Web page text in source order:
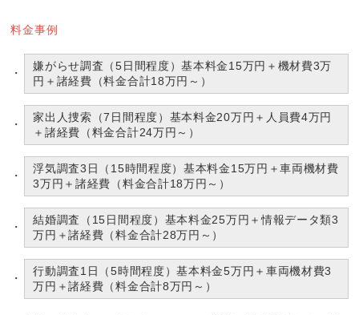
料金事例
嫌がらせ調査（5日間程度）基本料金15万円＋機材費3万
円＋諸経費（料金合計18万円～）
家出人捜索（7日間程度）基本料金20万円＋人員費4万円
＋諸経費（料金合計24万円～）
浮気調査3日（15時間程度）基本料金15万円＋車両機材費
3万円＋諸経費（料金合計18万円～）
結婚調査（15日間程度）基本料金25万円＋情報データ類3
万円＋諸経費（料金合計28万円～）
行動調査1日（5時間程度）基本料金5万円＋車両機材費3
万円＋諸経費（料金合計8万円～）